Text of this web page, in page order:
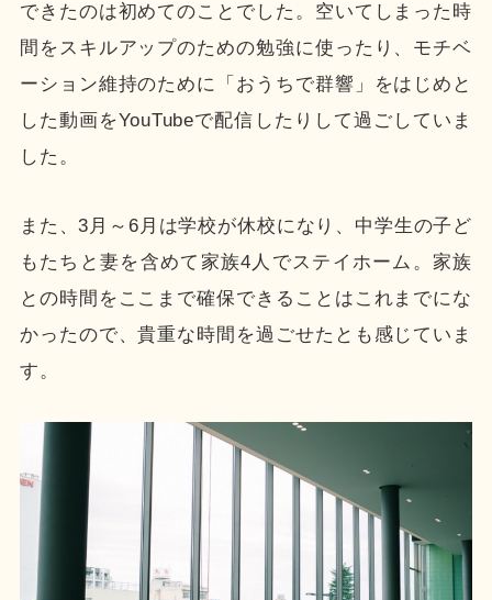
できたのは初めてのことでした。空いてしまった時
間をスキルアップのための勉強に使ったり、モチベ
ーション維持のために「おうちで群響」をはじめと
した動画をYouTubeで配信したりして過ごしていま
した。
また、3月～6月は学校が休校になり、中学生の子ど
もたちと妻を含めて家族4人でステイホーム。家族
との時間をここまで確保できることはこれまでにな
かったので、貴重な時間を過ごせたとも感じていま
す。